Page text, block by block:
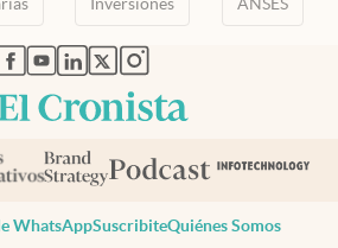
abre en nueva pestaña
abre en nueva pestaña
abre en nueva pestaña
abre en nueva pestaña
abre en nueva pestaña
WhatsAppSuscribiteQuiénes Somos